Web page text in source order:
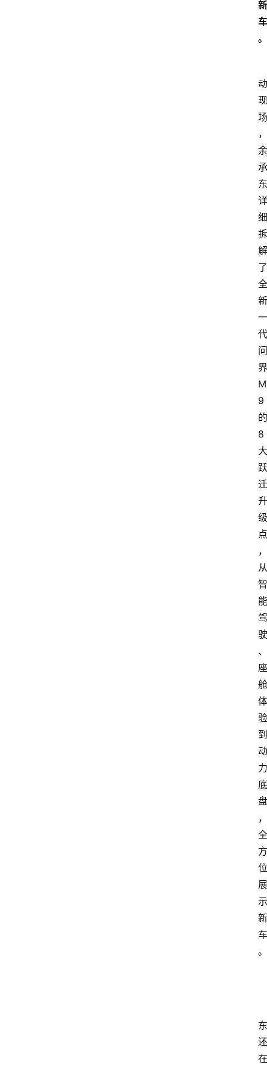
新
车
。
动
现
场
，
余
承
东
详
细
拆
解
了
全
新
一
代
问
界
M
9
的
8
大
跃
迁
升
级
点
，
从
智
能
驾
驶
、
座
舱
体
验
到
动
力
底
盘
，
全
方
位
展
示
新
车
。
东
还
在